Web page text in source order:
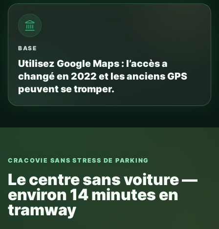
BASE
Utilisez Google Maps : l’accès a
changé en 2022 et les anciens GPS
peuvent se tromper.
CRACOVIE SANS STRESS DE PARKING
Le centre sans voiture —
environ 14 minutes en
tramway